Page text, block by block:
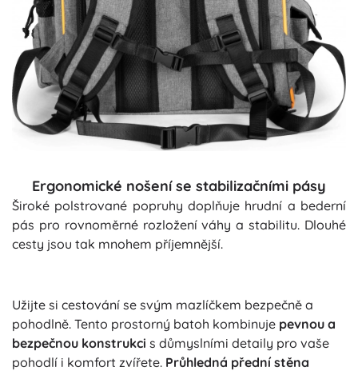
Ergonomické nošení se stabilizačními pásy
Široké polstrované popruhy doplňuje hrudní a bederní
pás pro rovnoměrné rozložení váhy a stabilitu. Dlouhé
cesty jsou tak mnohem příjemnější.
Užijte si cestování se svým mazlíčkem bezpečně a
pohodlně. Tento prostorný batoh kombinuje pevnou a
bezpečnou konstrukci s důmyslními detaily pro vaše
pohodlí i komfort zvířete. Průhledná přední stěna